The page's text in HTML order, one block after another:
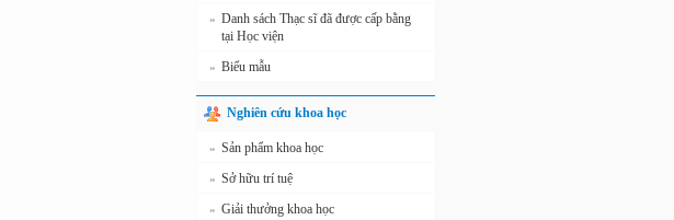
» Danh sách Thạc sĩ đã được cấp bằng
tại Học viện
» Biểu mẫu
Nghiên cứu khoa học
» Sản phẩm khoa học
» Sở hữu trí tuệ
» Giải thưởng khoa học